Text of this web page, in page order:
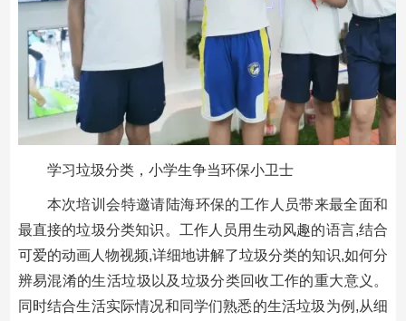
学习垃圾分类，小学生争当环保小卫士
本次培训会特邀请陆海环保的工作人员带来最全面和
最直接的垃圾分类知识。工作人员用生动风趣的语言,结合
可爱的动画人物视频,详细地讲解了垃圾分类的知识,如何分
辨易混淆的生活垃圾以及垃圾分类回收工作的重大意义。
同时结合生活实际情况和同学们熟悉的生活垃圾为例,从细